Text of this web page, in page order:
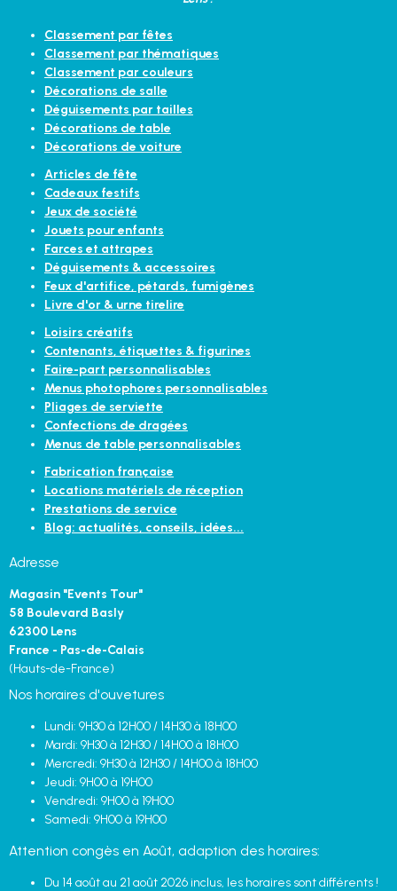
Classement par fêtes
Classement par thématiques
Classement par couleurs
Décorations de salle
Déguisements par tailles
Décorations de table
Décorations de voiture
Articles de fête
Cadeaux festifs
Jeux de société
Jouets pour enfants
Farces et attrapes
Déguisements & accessoires
Feux d'artifice, pétards, fumigènes
Livre d'or & urne tirelire
Loisirs créatifs
Contenants, étiquettes & figurines
Faire-part personnalisables
Menus photophores personnalisables
Pliages de serviette
Confections de dragées
Menus de table personnalisables
Fabrication française
Locations matériels de réception
Prestations de service
Blog: actualités, conseils, idées...
Adresse
Magasin "Events Tour"
58 Boulevard Basly
62300 Lens
France - Pas-de-Calais
(Hauts-de-France)
Nos horaires d'ouvetures
Lundi: 9H30 à 12H00 / 14H30 à 18H00
Mardi: 9H30 à 12H30 / 14H00 à 18H00
Mercredi: 9H30 à 12H30 / 14H00 à 18H00
Jeudi: 9H00 à 19H00
Vendredi: 9H00 à 19H00
Samedi: 9H00 à 19H00
Attention congès en Août, adaption des horaires:
Du 14 août au 21 août 2026 inclus, les horaires sont différents !